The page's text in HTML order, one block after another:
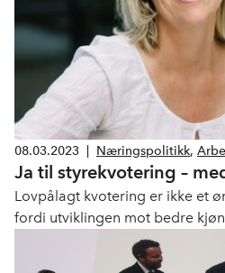
08.03.2023 Næringspolitikk,
Ja til styrekvotering –
Lovpålagt kvotering er ikke et
fordi utviklingen mot bedre
går tregt, sier NHO ja til å
selskapsstyrer. Høringssvar til